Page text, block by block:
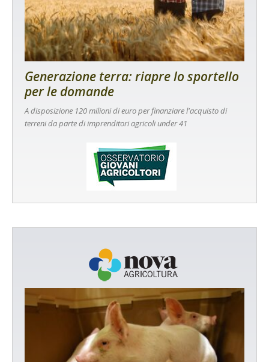
Generazione terra: riapre lo sportello
per le domande
A disposizione 120 milioni di euro per finanziare l'acquisto di
terreni da parte di imprenditori agricoli under 41